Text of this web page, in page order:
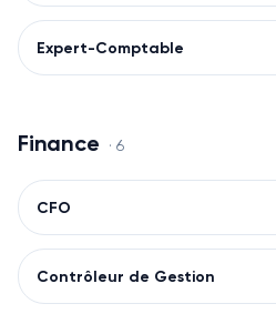
Expert-Comptable
Finance · 6
CFO
Contrôleur de Gestion